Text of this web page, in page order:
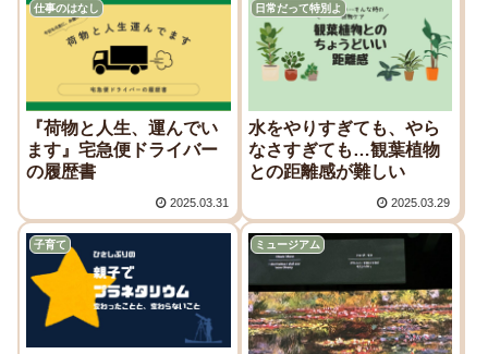
仕事のはなし
『荷物と人生、運んでい
ます』宅急便ドライバー
の履歴書
2025.03.31
日常だって特別よ
水をやりすぎても、やら
なさすぎても…観葉植物
との距離感が難しい
2025.03.29
子育て ミュージアム